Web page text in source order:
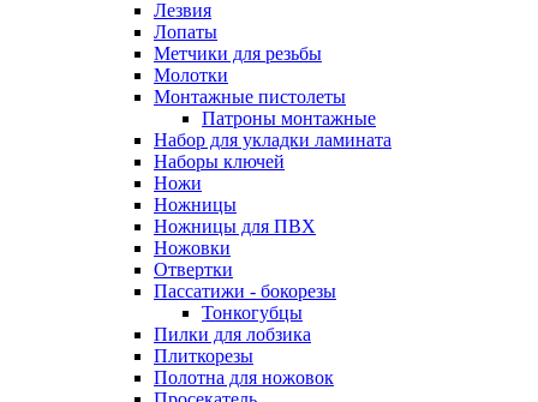
Лезвия
Лопаты
Метчики для резьбы
Молотки
Монтажные пистолеты
Патроны монтажные
Набор для укладки ламината
Наборы ключей
Ножи
Ножницы
Ножницы для ПВХ
Ножовки
Отвертки
Пассатижи - бокорезы
Тонкогубцы
Пилки для лобзика
Плиткорезы
Полотна для ножовок